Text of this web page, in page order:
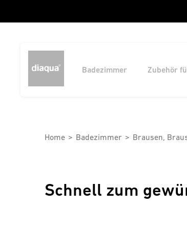
Badezimmer Zubehör
Home Badezimmer Brausen,
Schnell zum